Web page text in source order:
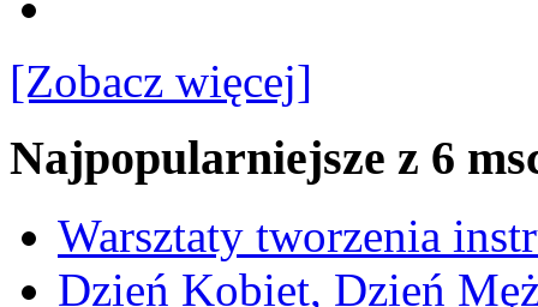
[Zobacz więcej]
Najpopularniejsze z 6
Warsztaty tworzenia
Dzień Kobiet, Dzień